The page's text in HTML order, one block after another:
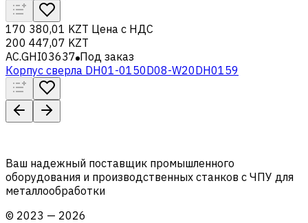
170 380,01 KZT Цена с НДС
200 447,07 KZT
AC.GHI03637 Под заказ
Корпус сверла DH01-0150D08-W20DH0159
Ваш надежный поставщик промышленного
оборудования и производственных станков с ЧПУ для
металлообработки
© 2023 — 2026